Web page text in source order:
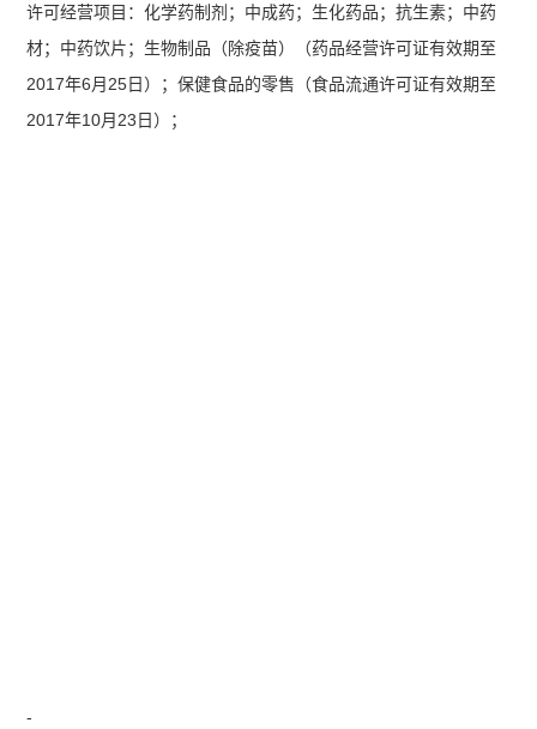
许可经营项目：化学药制剂；中成药；生化药品；抗生素；中药
材；中药饮片；生物制品（除疫苗）（药品经营许可证有效期至
2017年6月25日）；保健食品的零售（食品流通许可证有效期至
2017年10月23日）；
-